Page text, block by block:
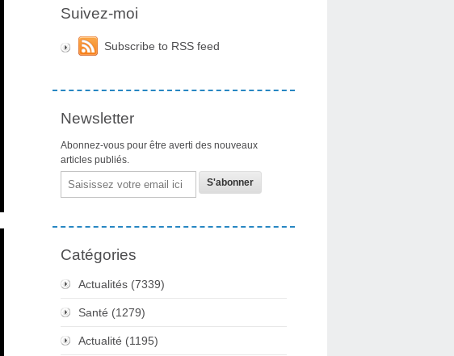
Suivez-moi
Subscribe to RSS feed
Newsletter
Abonnez-vous pour être averti des nouveaux
articles publiés.
Email
Catégories
Actualités (7339)
Santé (1279)
Actualité (1195)